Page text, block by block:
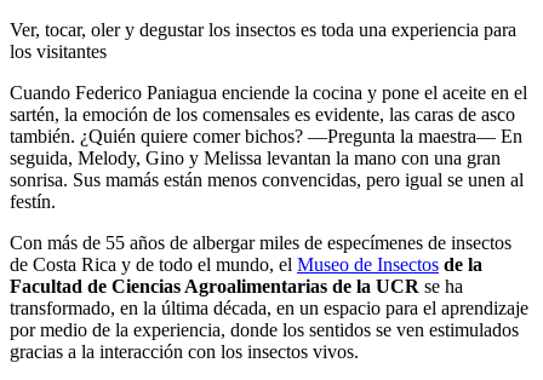
Ver, tocar, oler y degustar los insectos es toda una experiencia para
los visitantes
Cuando Federico Paniagua enciende la cocina y pone el aceite en el
sartén, la emoción de los comensales es evidente, las caras de asco
también. ¿Quién quiere comer bichos? —Pregunta la maestra— En
seguida, Melody, Gino y Melissa levantan la mano con una gran
sonrisa. Sus mamás están menos convencidas, pero igual se unen al
festín.
Con más de 55 años de albergar miles de especímenes de insectos
de Costa Rica y de todo el mundo, el Museo de Insectos de la
Facultad de Ciencias Agroalimentarias de la UCR se ha
transformado, en la última década, en un espacio para el aprendizaje
por medio de la experiencia, donde los sentidos se ven estimulados
gracias a la interacción con los insectos vivos.